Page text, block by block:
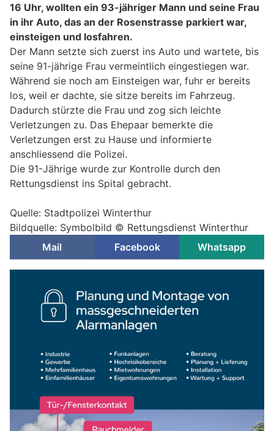
16 Uhr, wollten ein 93-jähriger Mann und seine Frau
in ihr Auto, das an der Rosenstrasse parkiert war,
einsteigen und losfahren.
Der Mann setzte sich zuerst ins Auto und wartete, bis
seine 91-jährige Frau vermeintlich eingestiegen war.
Während sie noch am Einsteigen war, fuhr er bereits
los, weil er dachte, sie sitze bereits im Fahrzeug.
Dadurch stürzte die Frau und zog sich leichte
Verletzungen zu. Das Ehepaar bemerkte die
Verletzungen erst zu Hause und informierte
anschliessend die Polizei.
Die 91-Jährige wurde zur Kontrolle durch den
Rettungsdienst ins Spital gebracht.
Quelle: Stadtpolizei Winterthur
Bildquelle: Symbolbild © Rettungsdienst Winterthur
Mail
Facebook Whatsapp